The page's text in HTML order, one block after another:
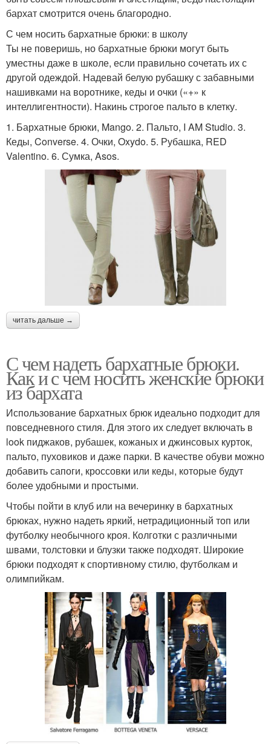
бархат смотрится очень благородно.
С чем носить бархатные брюки: в школу
Ты не поверишь, но бархатные брюки могут быть
уместны даже в школе, если правильно сочетать их с
другой одеждой. Надевай белую рубашку с забавными
нашивками на воротнике, кеды и очки («+» к
интеллигентности). Накинь строгое пальто в клетку.
1. Бархатные брюки, Mango. 2. Пальто, I AM Studio. 3.
Кеды, Converse. 4. Очки, Oxydo. 5. Рубашка, RED
Valentino. 6. Сумка, Asos.
читать дальше →
С чем надеть бархатные брюки.
Как и с чем носить женские брюки
из бархата
Использование бархатных брюк идеально подходит для
повседневного стиля. Для этого их следует включать в
look пиджаков, рубашек, кожаных и джинсовых курток,
пальто, пуховиков и даже парки. В качестве обуви можно
добавить сапоги, кроссовки или кеды, которые будут
более удобными и простыми.
Чтобы пойти в клуб или на вечеринку в бархатных
брюках, нужно надеть яркий, нетрадиционный топ или
футболку необычного кроя. Колготки с различными
швами, толстовки и блузки также подходят. Широкие
брюки подходят к спортивному стилю, футболкам и
олимпийкам.